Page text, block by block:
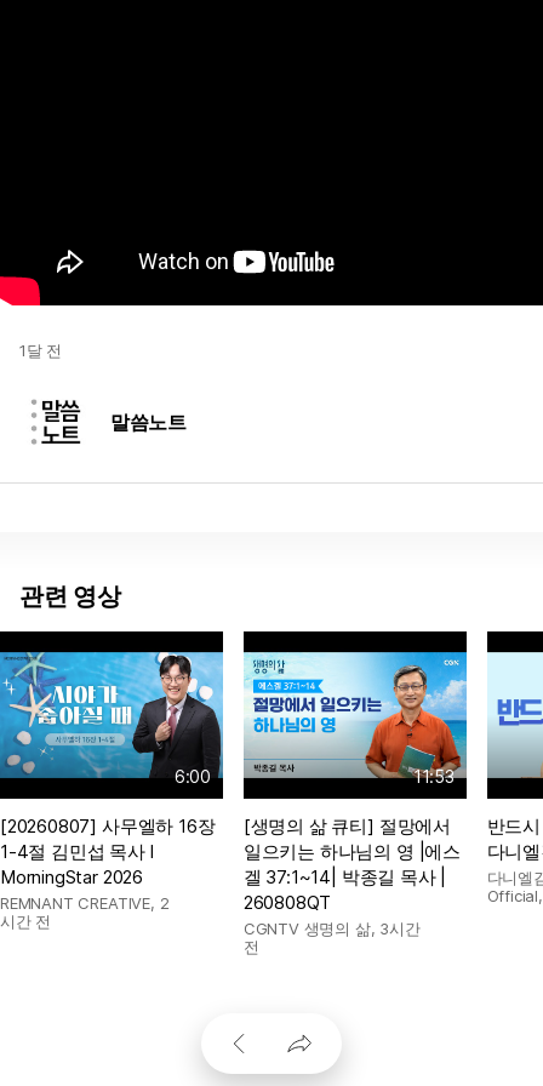
1달 전
말씀노트
관련 영상
6:00
[20260807] 사무엘하 16장
1-4절 김민섭 목사 l
MorningStar 2026
REMNANT CREATIVE, 2
시간 전
11:53
[생명의 삶 큐티] 절망에서
일으키는 하나님의 영 |에스
겔 37:1~14| 박종길 목사 |
260808QT
CGNTV 생명의 삶, 3시간
전
반드
다니
다니엘
Official